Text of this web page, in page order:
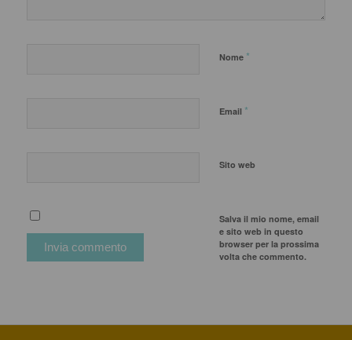
Nome *
Email *
Sito web
Salva il mio nome, email
e sito web in questo
browser per la prossima
volta che commento.